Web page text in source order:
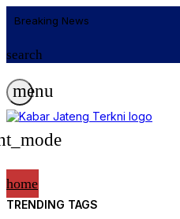
Breaking News
search
menu
home
TRENDING TAGS